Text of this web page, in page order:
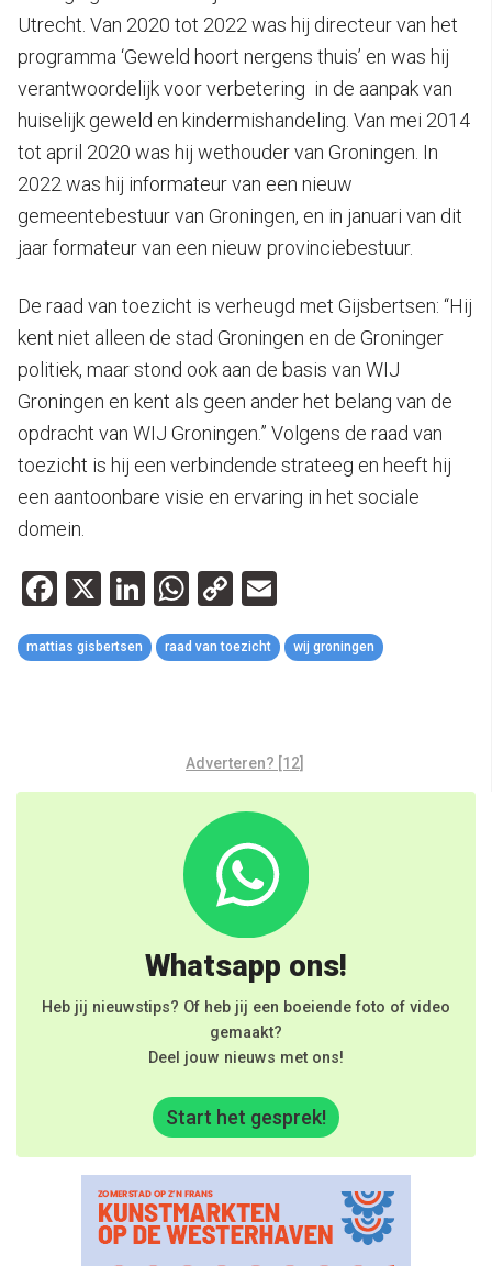
Utrecht. Van 2020 tot 2022 was hij directeur van het
programma ‘Geweld hoort nergens thuis’ en was hij
verantwoordelijk voor verbetering in de aanpak van
huiselijk geweld en kindermishandeling. Van mei 2014
tot april 2020 was hij wethouder van Groningen. In
2022 was hij informateur van een nieuw
gemeentebestuur van Groningen, en in januari van dit
jaar formateur van een nieuw provinciebestuur.
De raad van toezicht is verheugd met Gijsbertsen: “Hij
kent niet alleen de stad Groningen en de Groninger
politiek, maar stond ook aan de basis van WIJ
Groningen en kent als geen ander het belang van de
opdracht van WIJ Groningen.” Volgens de raad van
toezicht is hij een verbindende strateeg en heeft hij
een aantoonbare visie en ervaring in het sociale
domein.
Facebook
X LinkedIn
WhatsApp
Copy
Link
mattias gisbertsen raad van toezicht wij groningen
Adverteren? [12]
Whatsapp ons!
Heb jij nieuwstips? Of heb jij een boeiende foto of video
gemaakt?
Deel jouw nieuws met ons!
Start het gesprek!